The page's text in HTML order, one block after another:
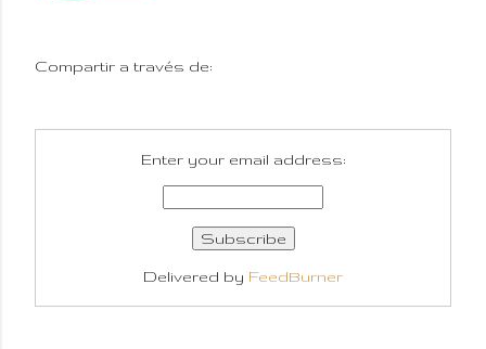
Compartir a través de:
Enter your email address:
Delivered by FeedBurner